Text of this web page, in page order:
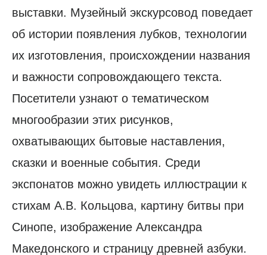
выставки. Музейный экскурсовод поведает
об истории появления лубков, технологии
их изготовления, происхождении названия
и важности сопровождающего текста.
Посетители узнают о тематическом
многообразии этих рисунков,
охватывающих бытовые наставления,
сказки и военные события. Среди
экспонатов можно увидеть иллюстрации к
стихам А.В. Кольцова, картину битвы при
Синопе, изображение Александра
Македонского и страницу древней азбуки.